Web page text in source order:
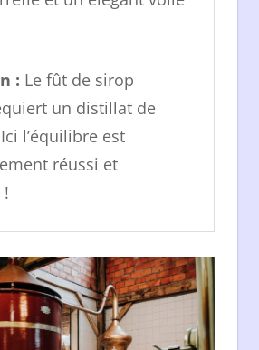
: Le fût de sirop
un distillat de
l’équilibre est
réussi et